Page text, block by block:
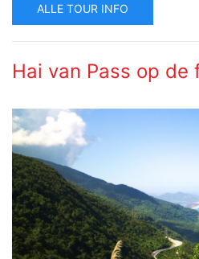
ALLE TOUR INFO
Hai van Pass op de